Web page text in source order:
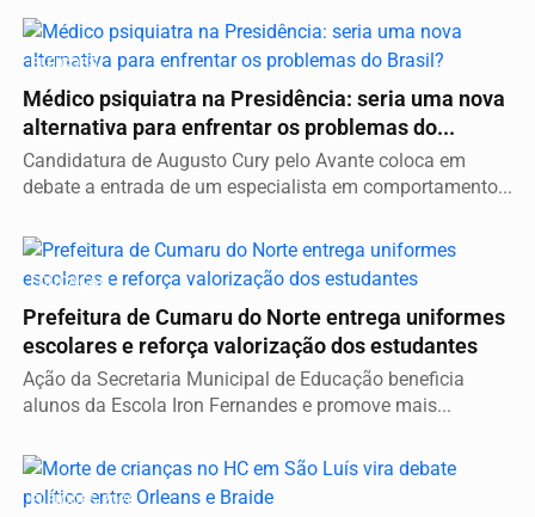
ELEIÇÕES
Médico psiquiatra na Presidência: seria uma nova
alternativa para enfrentar os problemas do...
Candidatura de Augusto Cury pelo Avante coloca em
debate a entrada de um especialista em comportamento...
EDUCAÇÃO
Prefeitura de Cumaru do Norte entrega uniformes
escolares e reforça valorização dos estudantes
Ação da Secretaria Municipal de Educação beneficia
alunos da Escola Iron Fernandes e promove mais...
ELEIÇÕES 2026